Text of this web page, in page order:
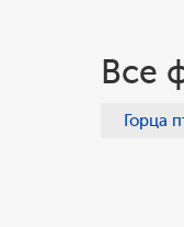
Все
Горца